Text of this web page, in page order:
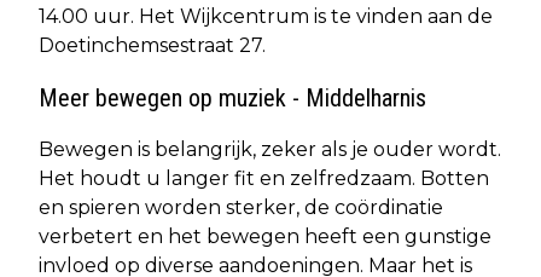
14.00 uur. Het Wijkcentrum is te vinden aan de
Doetinchemsestraat 27.
Meer bewegen op muziek - Middelharnis
Bewegen is belangrijk, zeker als je ouder wordt.
Het houdt u langer fit en zelfredzaam. Botten
en spieren worden sterker, de coördinatie
verbetert en het bewegen heeft een gunstige
invloed op diverse aandoeningen. Maar het is